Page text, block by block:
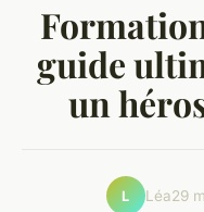
guide
un
L Léa29